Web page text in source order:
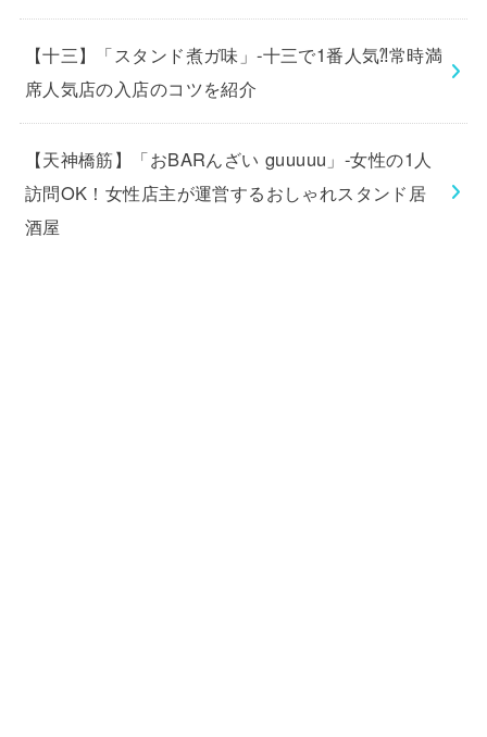
【十三】「スタンド煮ガ味」-十三で1番人気⁈常時満
席人気店の入店のコツを紹介
【天神橋筋】「おBARんざい guuuuu」-女性の1人
訪問OK！女性店主が運営するおしゃれスタンド居
酒屋